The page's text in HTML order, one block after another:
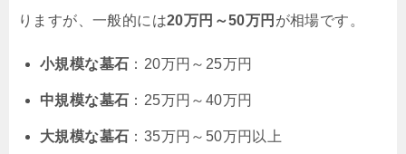
りますが、一般的には20万円～50万円 が相場です。
小規模な墓石 ：20万円～25万円
中規模な墓石 ：25万円～40万円
大規模な墓石 ：35万円～50万円以上